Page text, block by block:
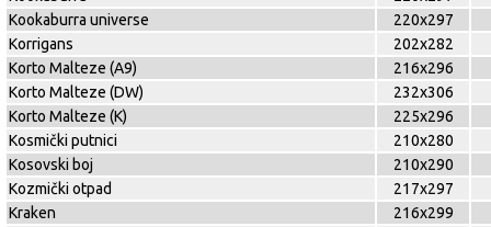
Kookaburra universe
220x297
Korrigans
202x282
Korto Malteze (A9)
216x296
Korto Malteze (DW)
232x306
Korto Malteze (K)
225x296
Kosmički putnici
210x280
Kosovski boj
210x290
Kozmički otpad
217x297
Kraken
216x299